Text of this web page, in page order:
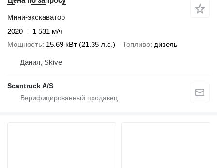
Мини-экскаватор
2020
1 531 м/ч
Мощность 15.69 кВт (21.35 л.с.) Топливо дизель
Дания, Skive
Scantruck A/S